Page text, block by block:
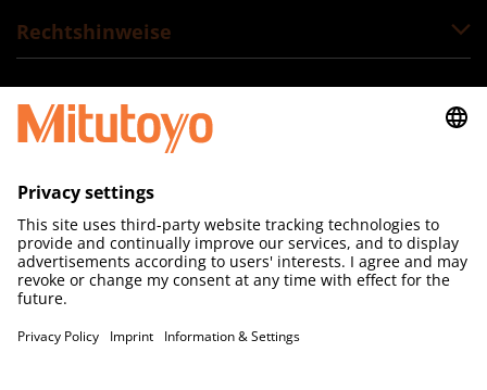
Rechtshinweise
Folgen Sie uns
Mitutoyo (Schweiz) AG
Steinackerstrasse 35